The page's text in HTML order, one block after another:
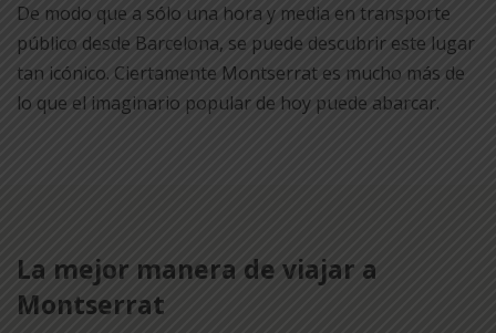
De modo que a sólo una hora y media en transporte
público desde Barcelona, se puede descubrir este lugar
tan icónico. Ciertamente Montserrat es mucho más de
lo que el imaginario popular de hoy puede abarcar.
La mejor manera de viajar a
Montserrat